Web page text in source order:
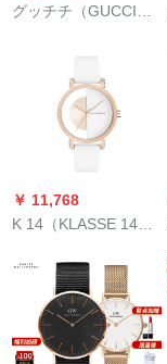
グッチチ（GUCCI）
クウォーク女子ウォ
ッチのモザイク時の
スタンダードバンド
バンドバンドバンド
女史腕時計38 mm
￥ 11,768
K 14（KLASSE 14）
時計は完璧です。欧
米腕时计イータリア
フは简単に透かして
入力します。